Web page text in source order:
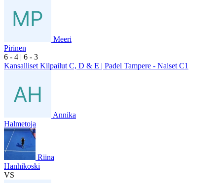
Meeri
Pirinen
6 - 4 | 6 - 3
Kansalliset Kilpailut C, D & E | Padel Tampere - Naiset C1
Annika
Halmetoja
Riina
Hanhikoski
VS